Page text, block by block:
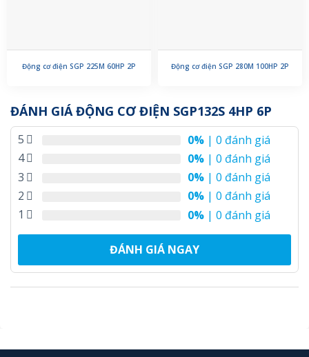
Động cơ điện SGP 225M 60HP 2P Động cơ điện SGP 280M 100HP 2P
ĐÁNH GIÁ ĐỘNG CƠ ĐIỆN SGP132S 4HP 6P
5 0% | 0 đánh giá
4
0% | 0 đánh giá
3
0% | 0 đánh giá
2
0% | 0 đánh giá
1
0% | 0 đánh giá
ĐÁNH GIÁ NGAY